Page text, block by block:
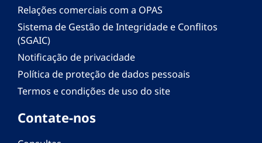
Relações comerciais com a OPAS
Sistema de Gestão de Integridade e Conflitos
(SGAIC)
Notificação de privacidade
Política de proteção de dados pessoais
Termos e condições de uso do site
Contate-nos